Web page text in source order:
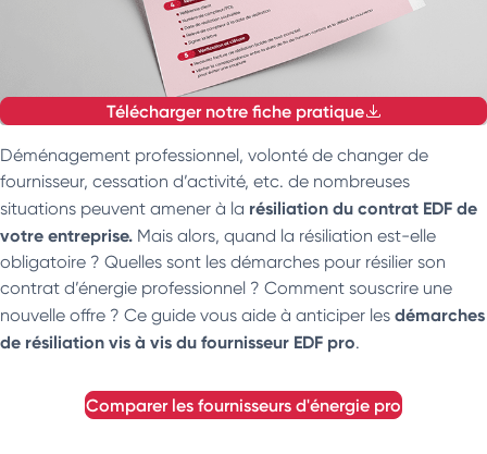
Télécharger notre fiche pratique
Déménagement professionnel, volonté de changer de
fournisseur, cessation d’activité, etc. de nombreuses
situations peuvent amener à la résiliation du contrat EDF de
votre entreprise. Mais alors, quand la résiliation est-elle
obligatoire ? Quelles sont les démarches pour résilier son
contrat d’énergie professionnel ? Comment souscrire une
nouvelle offre ? Ce guide vous aide à anticiper les démarches
de résiliation vis à vis du fournisseur EDF pro.
comparer les fournisseurs d'énergie pro